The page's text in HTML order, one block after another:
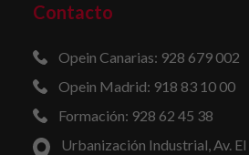
Contacto
Opein Canarias: 928 679 002
Opein Madrid: 918 83 10 00
Formación: 928 62 45 38
Urbanización Industrial, Av.